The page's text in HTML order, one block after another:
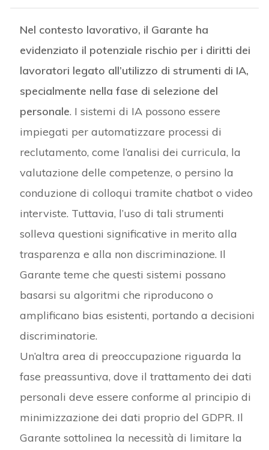
Nel contesto lavorativo, il Garante ha
evidenziato il potenziale rischio per i diritti dei
lavoratori legato all’utilizzo di strumenti di IA,
specialmente nella fase di selezione del
personale. I sistemi di IA possono essere
impiegati per automatizzare processi di
reclutamento, come l’analisi dei curricula, la
valutazione delle competenze, o persino la
conduzione di colloqui tramite chatbot o video
interviste. Tuttavia, l’uso di tali strumenti
solleva questioni significative in merito alla
trasparenza e alla non discriminazione. Il
Garante teme che questi sistemi possano
basarsi su algoritmi che riproducono o
amplificano bias esistenti, portando a decisioni
discriminatorie.
Un’altra area di preoccupazione riguarda la
fase preassuntiva, dove il trattamento dei dati
personali deve essere conforme al principio di
minimizzazione dei dati proprio del GDPR. Il
Garante sottolinea la necessità di limitare la